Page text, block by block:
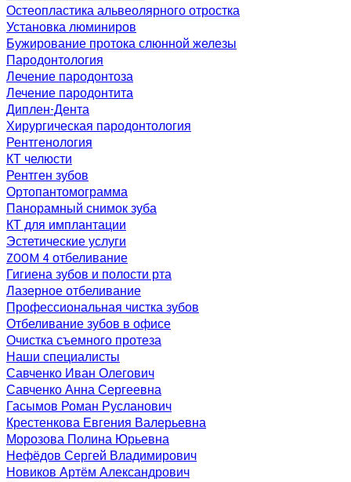
Остеопластика альвеолярного отростка
Установка люминиров
Бужирование протока слюнной железы
Пародонтология
Лечение пародонтоза
Лечение пародонтита
Диплен-Дента
Хирургическая пародонтология
Рентгенология
КТ челюсти
Рентген зубов
Ортопантомограмма
Панорамный снимок зуба
КТ для имплантации
Эстетические услуги
ZOOM 4 отбеливание
Гигиена зубов и полости рта
Лазерное отбеливание
Профессиональная чистка зубов
Отбеливание зубов в офисе
Очистка съемного протеза
Наши специалисты
Савченко Иван Олегович
Савченко Анна Сергеевна
Гасымов Роман Русланович
Крестенкова Евгения Валерьевна
Морозова Полина Юрьевна
Нефёдов Сергей Владимирович
Новиков Артём Александрович